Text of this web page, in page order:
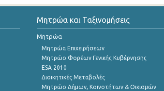
Μητρώα και Ταξινομήσεις
Μητρώα
Μητρώα Επιχειρήσεων
Μητρώο Φορέων Γενικής Κυβέρνησης
ESA 2010
Διοικητικές Μεταβολές
Μητρώο Δήμων, Κοινοτήτων & Οικισμών